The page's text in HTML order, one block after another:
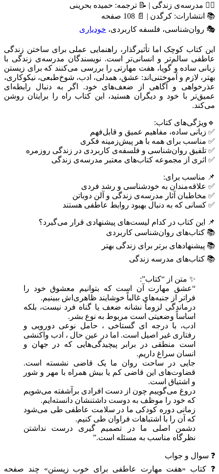
✍🏻 مدرسه‌ی زندگی | 📝 ترجمه: حمیده بحرینی
📚 انتشارات: کرگدن | 📄 108 صفحه
🎭 روان‌شناسی، فلسفه کاربردی، خودیاری
این کتاب کوچک اما تأثیرگذار، راهنمایی عملی برای ساختن زندگی
عاطفی سالم‌تر و انسانی‌تر است. نویسندگان مدرسه‌ی زندگی با
زبانی ساده و گویا، هفت مهارتی را بررسی می‌کنند که برای زیستن
بهتر، لازم و آموختنی‌اند: عشق، همدلی، ادب، شوخ‌طبعی، نیکوکاری،
عذرخواهی و آگاهی از ضعف‌های خود. اگر به دنبال رابطه‌ای
عمیق‌تر با خود و دیگران هستید، این کتاب راه را برایتان روشن
می‌کند.
🔹ویژگی‌های کتاب:
✅ زبانی ساده، مفاهیم عمیق و قابل‌فهم
✅ مناسب برای همه با هر پیش‌زمینه فکری
✅ تلفیق روان‌شناسی و فلسفه‌ی کاربردی در زندگی روزمره
✅ اثری از مجموعه کتاب‌های معتبر مدرسه‌ی زندگی
📌 مناسب برای:
✅ علاقه‌مندان به خودشناسی و رشد فردی
✅ مخاطبان آثار مدرسه‌ی زندگی و آلن دوباتن
✅ کسانی که به دنبال بهبود روابط عاطفی هستند
📌 این کتاب در کدام لیست‌های پیشنهادی قرار می‌گیرد؟
📚 کتاب‌های روان‌شناسی کاربردی
📚 پیشنهادهای برتر برای زندگی بهتر
📚 کتاب‌های مدرسه زندگی
✨ متن از “کتاب”:
“عشق مهارت آن است که بتوانیم معشوق خود را
فراتر از جنبه‌های غالباً خوشایند ظاهری‌اش ببینیم.
درماندگی لزوماً نشانه ضعف یا گناه فرد نیست، بلکه
اساساً وضعیتی است مربوط به نوع بشر.
ادب، با درجه ای گستاخی ، حامل نوعی دورویی و
رفتاری غیر اصیل است. اما در عین حال ، ادب واکنشی
است منطقی در برابر پیچیدگی‌هایی که در جهان و
انسان سراغ داریم.
جایی در ساحت روان ما یک قاضی نشسته است.
قضاوت‌های این قاضی کم یا بیش همراه با مهر و شور
و اشتیاق است.
دروغ می‌گوییم چون از دست افرادی برآشفته می‌شویم
که خود را موظف به دوست داشتنشان دانسته‌ایم.
زمانی دوره کودکی ما در سلامت عاطفی طی می‌شود
که آن را با اشتباهات فراوان طی کنیم.
دشمن اصلی ما در تصمیم گیری درست نداشتن
نظرگاه مناسب به مسئله است.”
❓ سوال و جواب
❓ کتاب «هفت مهارت عاطفی برای خوب زیستن» چند صفحه